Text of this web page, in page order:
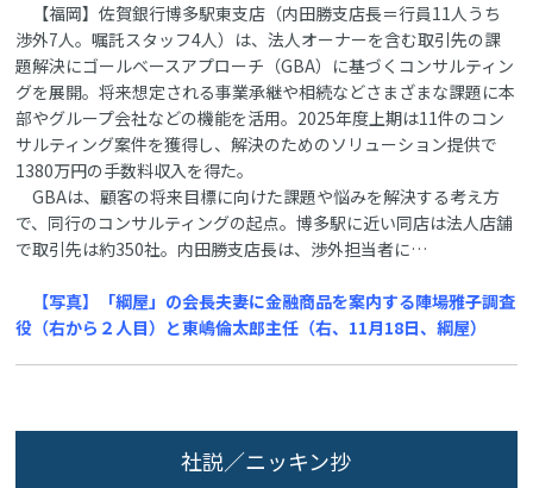
【福岡】佐賀銀行博多駅東支店（内田勝支店長＝行員11人うち
渉外7人。嘱託スタッフ4人）は、法人オーナーを含む取引先の課
題解決にゴールベースアプローチ（GBA）に基づくコンサルティン
グを展開。将来想定される事業承継や相続などさまざまな課題に本
部やグループ会社などの機能を活用。2025年度上期は11件のコン
サルティング案件を獲得し、解決のためのソリューション提供で
1380万円の手数料収入を得た。
GBAは、顧客の将来目標に向けた課題や悩みを解決する考え方
で、同行のコンサルティングの起点。博多駅に近い同店は法人店舗
で取引先は約350社。内田勝支店長は、渉外担当者に…
【写真】「綱屋」の会長夫妻に金融商品を案内する陣場雅子調査
役（右から２人目）と東嶋倫太郎主任（右、11月18日、綱屋）
社説／ニッキン抄